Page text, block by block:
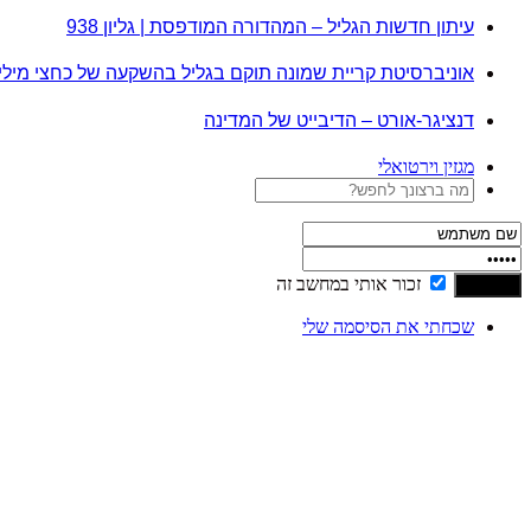
עיתון חדשות הגליל – המהדורה המודפסת | גליון 938
אוניברסיטת קריית שמונה תוקם בגליל בהשקעה של כחצי
דנציגר-אורט – הדיבייט של המדינה
מגזין וירטואלי
זכור אותי במחשב זה
שכחתי את הסיסמה שלי